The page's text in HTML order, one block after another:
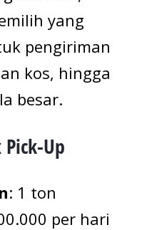
yang
pengiriman
kos, hingga
besar.
Up
: 1 ton
per hari